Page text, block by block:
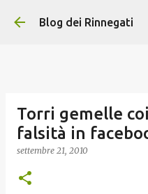
Passa ai
Blog dei Rinnegati
Torri gemelle
falsità in
settembre 21, 2010